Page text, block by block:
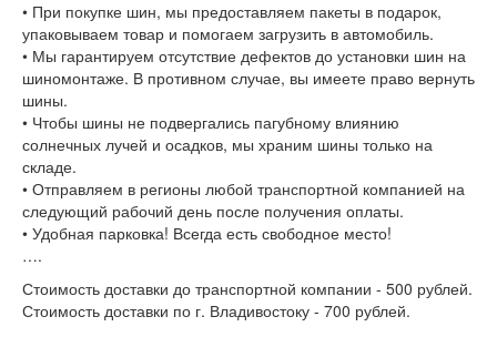
• При покупке шин, мы предоставляем пакеты в подарок,
упаковываем товар и помогаем загрузить в автомобиль.
• Мы гарантируем отсутствие дефектов до установки шин на
шиномонтаже. В противном случае, вы имеете право вернуть
шины.
• Чтобы шины не подвергались пагубному влиянию
солнечных лучей и осадков, мы храним шины только на
складе.
• Отправляем в регионы любой транспортной компанией на
следующий рабочий день после получения оплаты.
• Удобная парковка! Всегда есть свободное место!
….
Стоимость доставки до транспортной компании - 500 рублей.
Стоимость доставки по г. Владивостоку - 700 рублей.